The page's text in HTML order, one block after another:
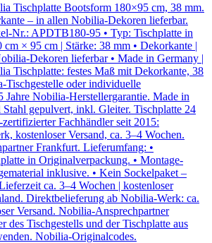
Tischplatte Bootsform 180×95 cm, 38 mm.
– in allen Nobilia-Dekoren lieferbar.
Nr.: APDTB180-95 • Typ: Tischplatte in
× 95 cm | Stärke: 38 mm • Dekorkante |
Dekoren lieferbar • Made in Germany |
Tischplatte: festes Maß mit Dekorkante, 38
Tischgestelle oder individuelle
Jahre Nobilia-Herstellergarantie. Made in
Stahl gepulvert, inkl. Gleiter. Tischplatte 24
Fachhändler seit 2015:
kostenloser Versand, ca. 3–4 Wochen.
Frankfurt. Lieferumfang: •
in Originalverpackung. • Montage-
inklusive. • Kein Sockelpaket –
ca. 3–4 Wochen | kostenloser
Direktbelieferung ab Nobilia-Werk: ca.
Versand. Nobilia-Ansprechpartner
des Tischgestells und der Tischplatte aus
Nobilia-Originalcodes.